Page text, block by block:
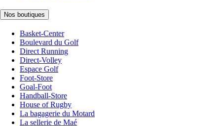
Nos boutiques
Basket-Center
Boulevard du Golf
Direct Running
Direct-Volley
Espace Golf
Foot-Store
Goal-Foot
Handball-Store
House of Rugby
La bagagerie du Motard
La sellerie de Maé